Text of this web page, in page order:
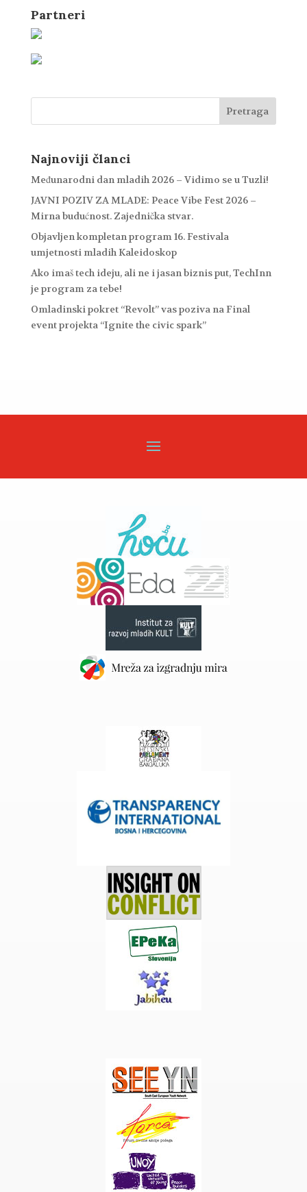
Partneri
Najnoviji članci
Međunarodni dan mladih 2026 – Vidimo se u Tuzli!
JAVNI POZIV ZA MLADE: Peace Vibe Fest 2026 –
Mirna budućnost. Zajednička stvar.
Objavljen kompletan program 16. Festivala
umjetnosti mladih Kaleidoskop
Ako imaš tech ideju, ali ne i jasan biznis put, TechInn
je program za tebe!
Omladinski pokret “Revolt” vas poziva na Final
event projekta “Ignite the civic spark”